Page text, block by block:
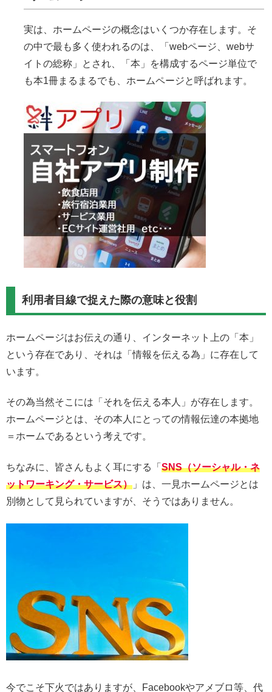
実は、ホームページの概念はいくつか存在します。そ
の中で最も多く使われるのは、「webページ、webサ
イトの総称」とされ、「本」を構成するページ単位で
も本1冊まるまるでも、ホームページと呼ばれます。
利用者目線で捉えた際の意味と役割
ホームページはお伝えの通り、インターネット上の「本」
という存在であり、それは「情報を伝える為」に存在して
います。
その為当然そこには「それを伝える本人」が存在します。
ホームページとは、その本人にとっての情報伝達の本拠地
＝ホームであるという考えです。
ちなみに、皆さんもよく耳にする「 SNS（ソーシャル・ネ
ットワーキング・サービス） 」は、一見ホームページとは
別物として見られていますが、そうではありません。
今でこそ下火ではありますが、Facebookやアメブロ等、代